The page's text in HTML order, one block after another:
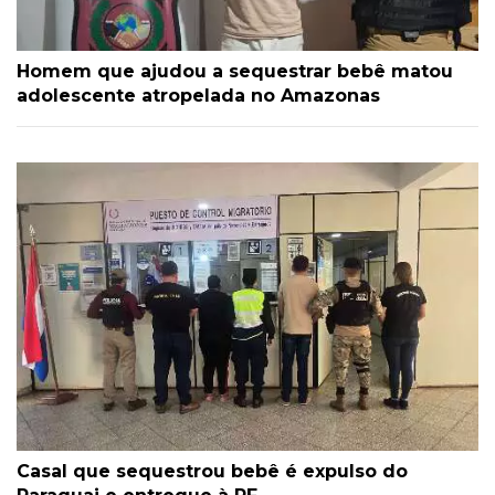
Homem que ajudou a sequestrar bebê matou
adolescente atropelada no Amazonas
Casal que sequestrou bebê é expulso do